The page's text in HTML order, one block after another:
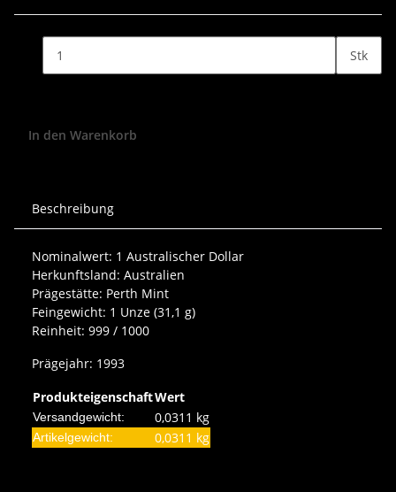
Stk
In den Warenkorb
Beschreibung
Nominalwert: 1 Australischer Dollar
Herkunftsland: Australien
Prägestätte: Perth Mint
Feingewicht: 1 Unze (31,1 g)
Reinheit: 999 / 1000
Prägejahr: 1993
ProdukteigenschaftWert
Versandgewicht: 0,0311 kg
Artikelgewicht: 0,0311 kg